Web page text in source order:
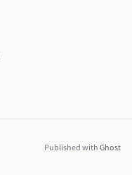
Published with Ghost